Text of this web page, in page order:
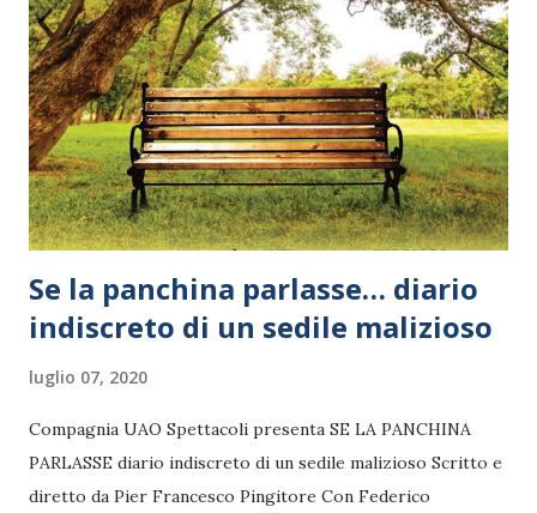
antropocentrici, patetici trascorsi, da Adamo ed Eva in poi,
non poteva che trarre nuova linfa dalle recenti cronache
relative al Covid 19.
Se la panchina parlasse… diario
indiscreto di un sedile malizioso
luglio 07, 2020
Compagnia UAO Spettacoli presenta SE LA PANCHINA
PARLASSE diario indiscreto di un sedile malizioso Scritto e
diretto da Pier Francesco Pingitore Con Federico